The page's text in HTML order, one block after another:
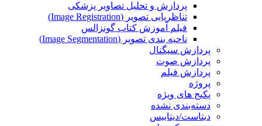
پردازش و تحلیل تصاویر پزشکی
تناظریابی تصویر (Image Registration)
فیلم آموزش کتاب گونزالس
ناحیه بندی تصویر (Image Segmentation)
پردازش سیگنال
پردازش صوت
پردازش فیلم
پروژه
پکیج های ویژه
دسته‌بندی نشده
دیتاست/دیتابیس